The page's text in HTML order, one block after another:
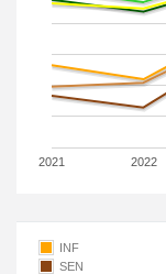
2021 2022
INF
SEN